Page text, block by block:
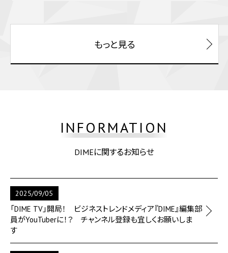
もっと見る
INFORMATION
DIMEに関するお知らせ
2025/09/05
「DIME TV」開局！ ビジネストレンドメディア『DIME』編集部
員がYouTuberに！？ チャンネル登録も宜しくお願いしま
す